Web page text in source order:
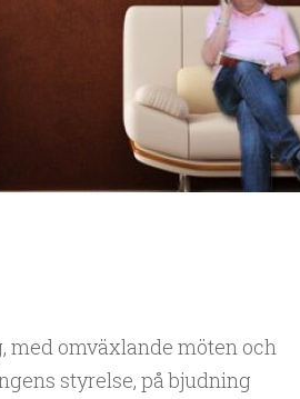
med omväxlande möten och
styrelse, på bjudning